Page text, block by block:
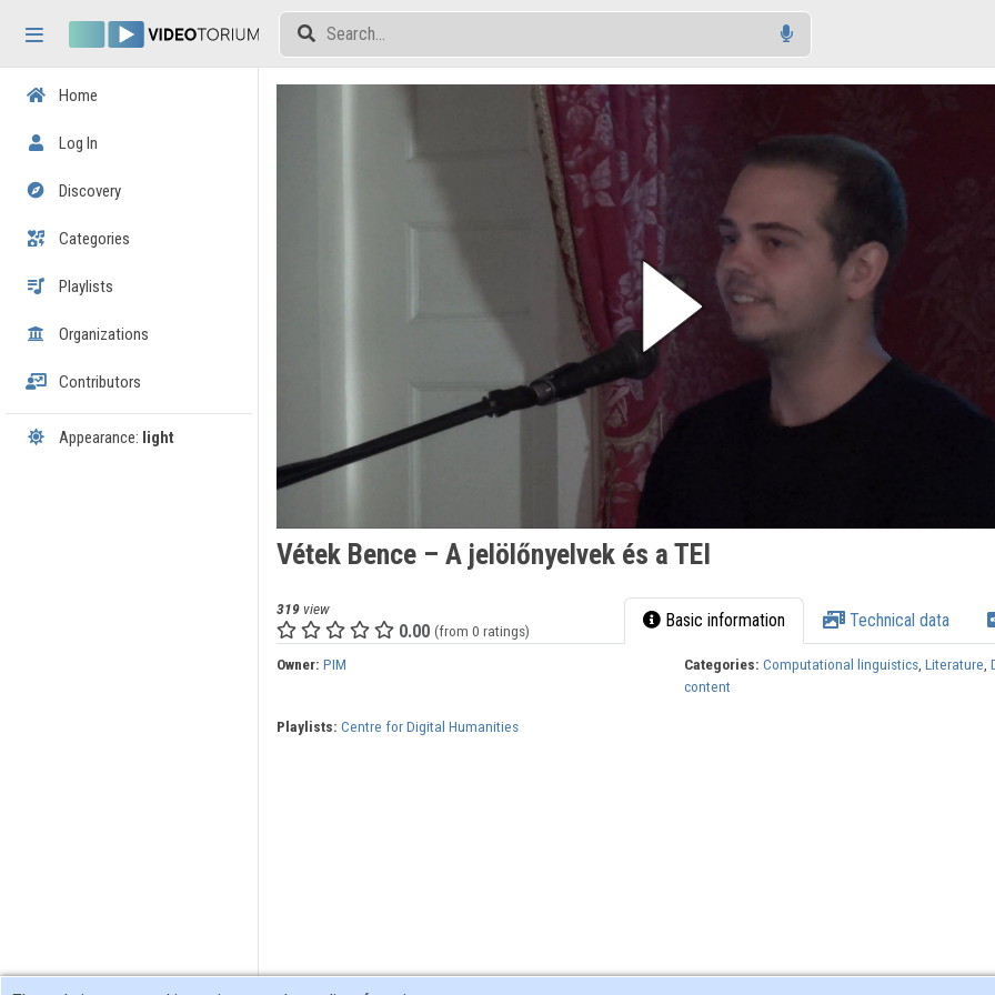
Home
Log In
Discovery
Categories
Playlists
Organizations
Contributors
Appearance: light
Vétek Bence – A jelölőnyelvek és a TEI
319view
0.00 (from 0 ratings) Basic information Technical data
Owner: PIM Categories: Computational linguistics,Literature,
content
Playlists: Centre for Digital Humanities